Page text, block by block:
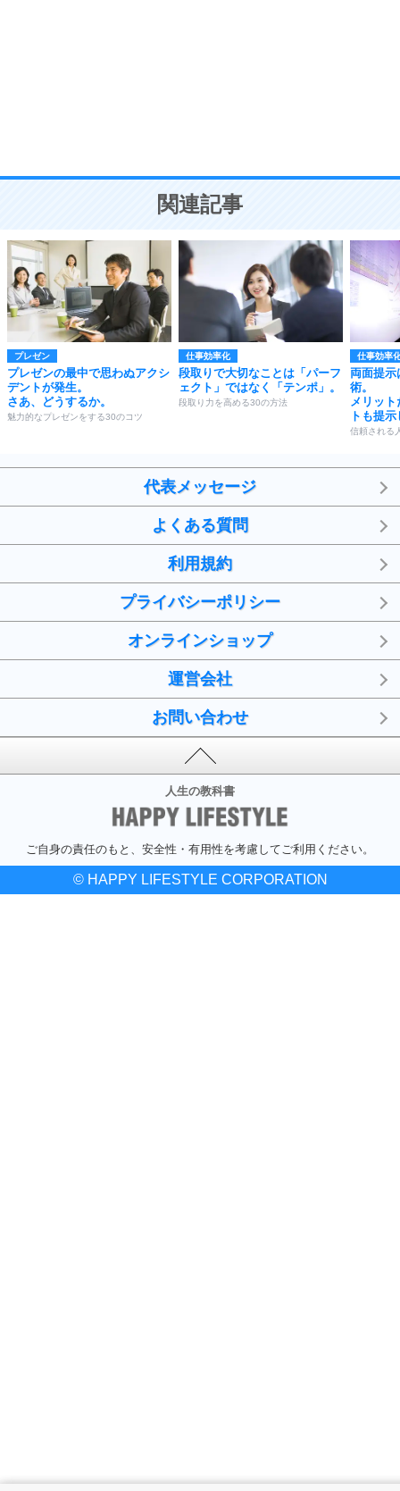
ことが大切。
関連記事
プレゼン
プレゼンの最中で思わぬアクシ
デントが発生。
さあ、どうするか。
魅力的なプレゼンをする30のコツ
仕事効率化
段取りで大切なことは「パーフ
ェクト」ではなく「テンポ」。
段取り力を高める30の方法
仕事効率
両面提示
術。
メリッ
トも提
信頼される
代表メッセージ
よくある質問
利用規約
プライバシーポリシー
オンラインショップ
運営会社
お問い合わせ
人生の教科書
ご自身の責任のもと、安全性・有用性を考慮してご利用ください。
© HAPPY LIFESTYLE CORPORATION